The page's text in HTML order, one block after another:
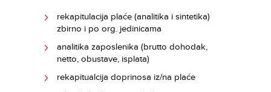
rekapitulacija plaće (analitika i sintetika)
zbirno i po org. jedinicama
analitika zaposlenika (brutto dohodak,
netto, obustave, isplata)
rekapitualcija doprinosa iz/na plaće